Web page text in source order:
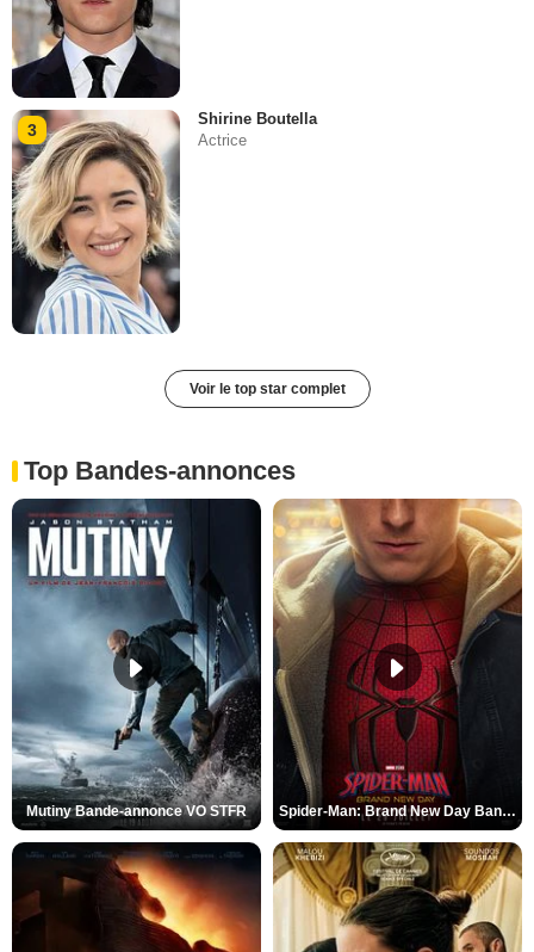
3
Shirine Boutella
Actrice
Voir le top star complet
Top Bandes-annonces
Mutiny Bande-annonce VO STFR Spider-Man: Brand New Day Bande-annonce VO STFR